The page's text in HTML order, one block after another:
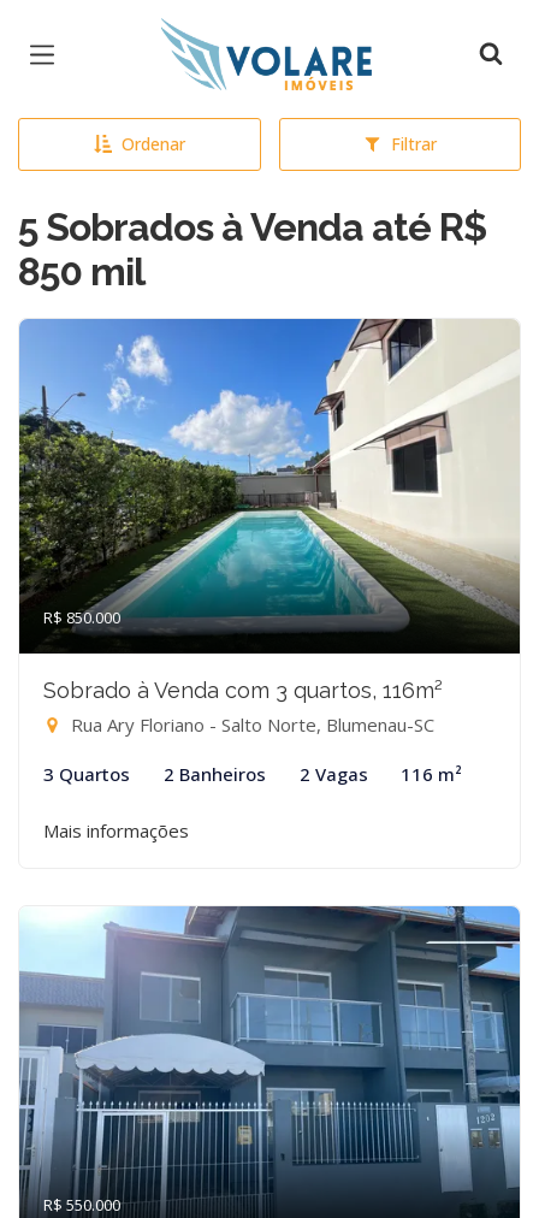
Página inicial
Ordenar Filtrar
5 Sobrados à Venda até R$
850 mil
R$ 850.000
Sobrado à Venda com 3 quartos, 116m²
Rua Ary Floriano - Salto Norte, Blumenau-SC
3 Quartos 2 Banheiros 2 Vagas 116 m²
Mais informações
R$ 550.000